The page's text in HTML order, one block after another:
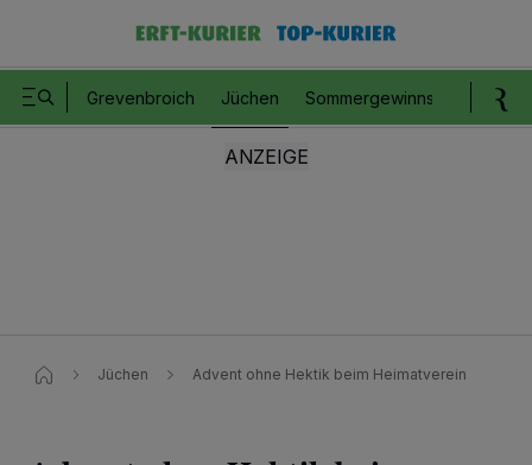
Grevenbroich Jüchen Sommergewinnspiel
Jüchen Advent ohne Hektik beim Heimatverein